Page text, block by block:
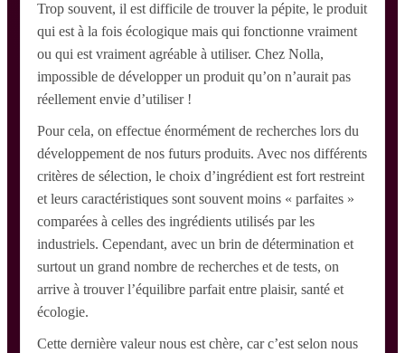
Trop souvent, il est difficile de trouver la pépite, le produit
qui est à la fois écologique mais qui fonctionne vraiment
ou qui est vraiment agréable à utiliser. Chez Nolla,
impossible de développer un produit qu’on n’aurait pas
réellement envie d’utiliser !
Pour cela, on effectue énormément de recherches lors du
développement de nos futurs produits. Avec nos différents
critères de sélection, le choix d’ingrédient est fort restreint
et leurs caractéristiques sont souvent moins « parfaites »
comparées à celles des ingrédients utilisés par les
industriels. Cependant, avec un brin de détermination et
surtout un grand nombre de recherches et de tests, on
arrive à trouver l’équilibre parfait entre plaisir, santé et
écologie.
Cette dernière valeur nous est chère, car c’est selon nous